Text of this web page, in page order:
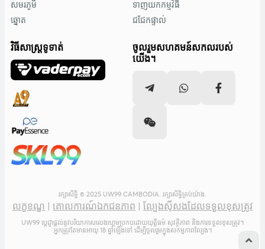
សមរភូមិ
ឆ្នោត
ទាញយកកម្មវិធី
ជជែកផ្ទាល់
វិធីសាស្រ្តទូទាត់
ចូលរួមសហគមន៍សកលរបស់
យើង។
រក្សាសិទ្ធិ © 2025 UW99 CAMBODIA. រក្សាសិទ្ធិគ្រប់យ៉ាង.
លក្ខខណ្ឌ គោលការណ៍ឯកជនភាព ល្បែងស៊ីសងដែលទទួលខុសត្រូវ
UW99 ប្តេជ្ញាផ្តល់នូវបរិយាកាសលេងហ្គេមប្រកបដោយយុត្តិធម៌ សុវត្ថិភាព និងការទទួលខុសត្រូវ។
អ្នកត្រូវតែមានអាយុ 18 ឆ្នាំឡើងទៅ ដើម្បីចូលរួមក្នុងសកម្មភាពល្បែង។